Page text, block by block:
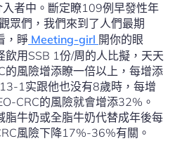
者中。斷定瞭109例早發性年
眾們，我們來到了人們最期
，睜 Meeting-girl 開你的眼
飲用SSB 1份/周的人比擬，天天
的風險增添瞭一倍以上，每增添
1实跟他也没有8歲時，每增
CRC的風險就會增添32%。
脂牛奶或全脂牛奶代替成年後每
風險下降17%-36%有關。